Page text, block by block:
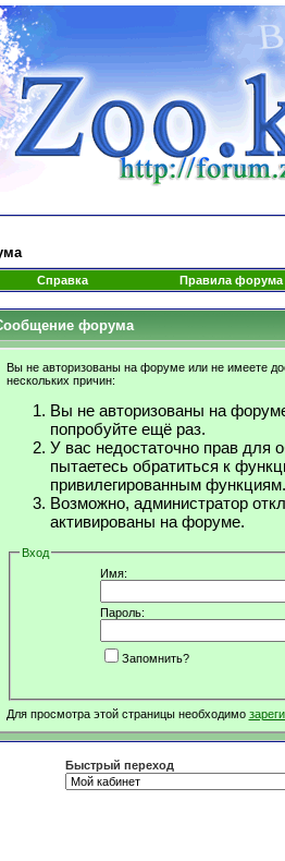
Справка Правила форума
форума
Вы не авторизованы на форуме или не имеете
нескольких причин:
Вы не авторизованы на
попробуйте ещё раз.
У вас недостаточно прав для
пытаетесь обратиться к
привилегированным функциям.
Возможно, администратор
активированы на форуме.
Вход
Имя:
Пароль:
Запомнить?
Для просмотра этой страницы необходимо
Быстрый переход